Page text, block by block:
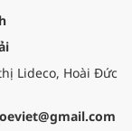
Lideco, Hoài Đức